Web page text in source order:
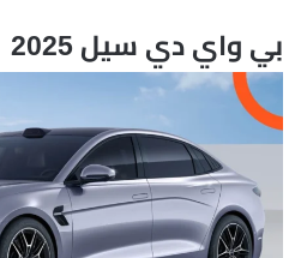
بي واي دي سيل 2025